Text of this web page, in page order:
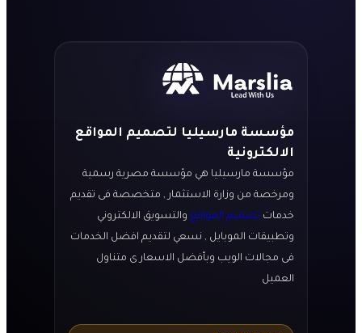
مؤسسة مارسيليا لتصميم المواقع
الالكترونية
مؤسسة مارسيليا هي مؤسسة مصرية رسمية
ومرخصة من وزارة الاستثمار , متخصصة فى تقديم
خدمات تصميم المواقع والتسويق الالكتروني
وتطبيقات الموبايل , نسعي لتقديم افضل الخدمات
فى مجالات الويب وبأفضل الاسعار ى متناول
العميل